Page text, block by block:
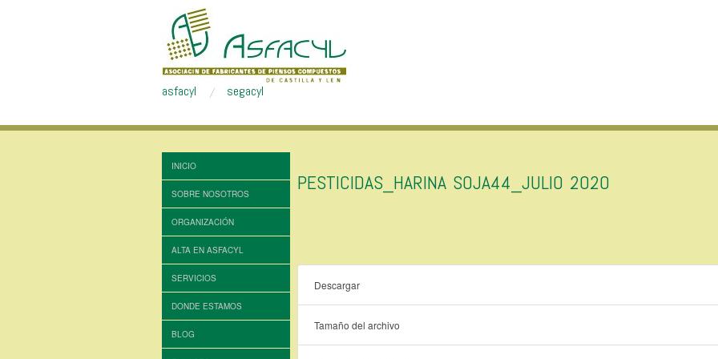
asfacyl segacyl
INICIO
SOBRE NOSOTROS
ORGANIZACIÓN
ALTA EN ASFACYL
SERVICIOS
DONDE ESTAMOS
BLOG
PESTICIDAS_HARINA SOJA44_JULIO 2020
Descargar
Tamaño del archivo